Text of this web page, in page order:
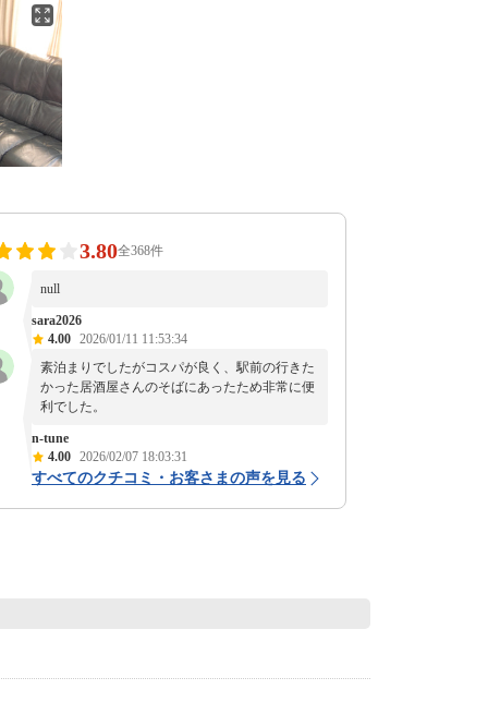
3.80全368件
null
sara2026
4.00 2026/01/11 11:53:34
素泊まりでしたがコスパが良く、駅前の行きた
かった居酒屋さんのそばにあったため非常に便
利でした。
n-tune
4.00 2026/02/07 18:03:31
すべてのクチコミ・お客さまの声を見る